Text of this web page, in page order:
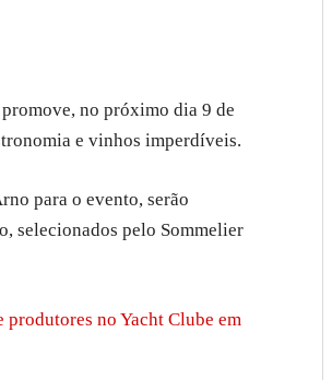
no próximo dia 9 de
e vinhos imperdíveis.
para o evento, serão
selecionados pelo Sommelier
no Yacht Clube em